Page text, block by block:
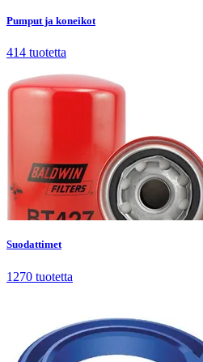
Pumput ja koneikot
414 tuotetta
Suodattimet1270 tuotetta
Suodattimet
1270 tuotetta